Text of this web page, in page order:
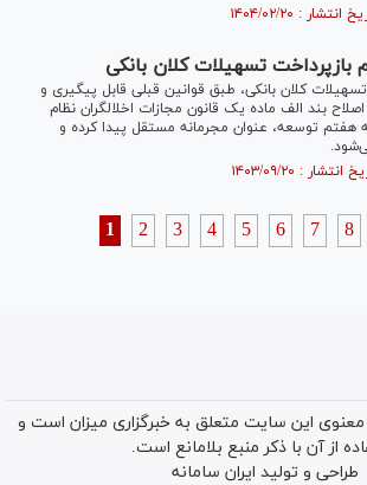
تسهیلات کلان بانکی
کلان بانکی، طبق قوانین قبلی قابل پیگیری و
بند الف ماده یک قانون مجازات اخلالگران نظام
هفتم توسعه، عنوان مجرمانه مستقل پیدا کرده و
1 2 3 4 5 6 7 8
این سایت متعلق به خبرگزاری میزان است و
از آن با ذکر منبع بلامانع است.
طراحی و تولید ایران سامانه